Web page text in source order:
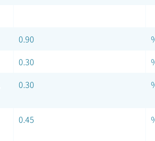
0.90
0.30
0.30
0.45